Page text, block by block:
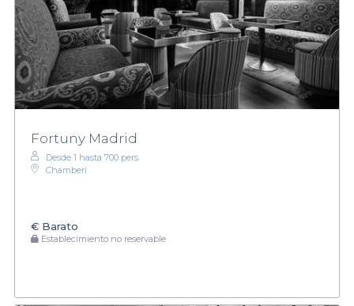
Fortuny Madrid
Desde 1 hasta 700 pers.
Chamberí
€ Barato
Establecimiento no reservable